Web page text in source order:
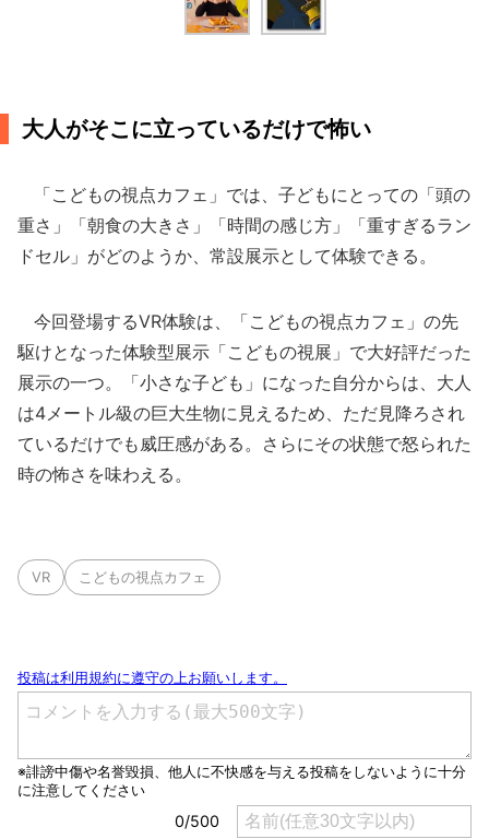
大人がそこに立っているだけで怖い
「こどもの視点カフェ」では、子どもにとっての「頭の
重さ」「朝食の大きさ」「時間の感じ方」「重すぎるラン
ドセル」がどのようか、常設展示として体験できる。
今回登場するVR体験は、「こどもの視点カフェ」の先
駆けとなった体験型展示「こどもの視展」で大好評だった
展示の一つ。「小さな子ども」になった自分からは、大人
は4メートル級の巨大生物に見えるため、ただ見降ろされ
ているだけでも威圧感がある。さらにその状態で怒られた
時の怖さを味わえる。
VR こどもの視点カフェ